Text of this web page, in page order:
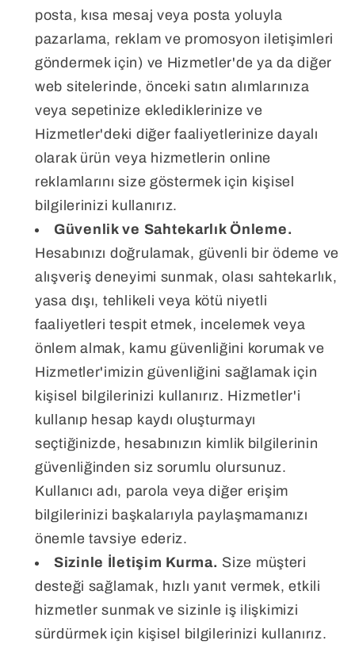
posta, kısa mesaj veya posta yoluyla
pazarlama, reklam ve promosyon iletişimleri
göndermek için) ve Hizmetler'de ya da diğer
web sitelerinde, önceki satın alımlarınıza
veya sepetinize eklediklerinize ve
Hizmetler'deki diğer faaliyetlerinize dayalı
olarak ürün veya hizmetlerin online
reklamlarını size göstermek için kişisel
bilgilerinizi kullanırız.
Güvenlik ve Sahtekarlık Önleme.
Hesabınızı doğrulamak, güvenli bir ödeme ve
alışveriş deneyimi sunmak, olası sahtekarlık,
yasa dışı, tehlikeli veya kötü niyetli
faaliyetleri tespit etmek, incelemek veya
önlem almak, kamu güvenliğini korumak ve
Hizmetler'imizin güvenliğini sağlamak için
kişisel bilgilerinizi kullanırız. Hizmetler'i
kullanıp hesap kaydı oluşturmayı
seçtiğinizde, hesabınızın kimlik bilgilerinin
güvenliğinden siz sorumlu olursunuz.
Kullanıcı adı, parola veya diğer erişim
bilgilerinizi başkalarıyla paylaşmamanızı
önemle tavsiye ederiz.
Sizinle İletişim Kurma. Size müşteri
desteği sağlamak, hızlı yanıt vermek, etkili
hizmetler sunmak ve sizinle iş ilişkimizi
sürdürmek için kişisel bilgilerinizi kullanırız.